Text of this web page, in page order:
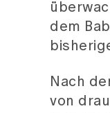
dem
Nach
von